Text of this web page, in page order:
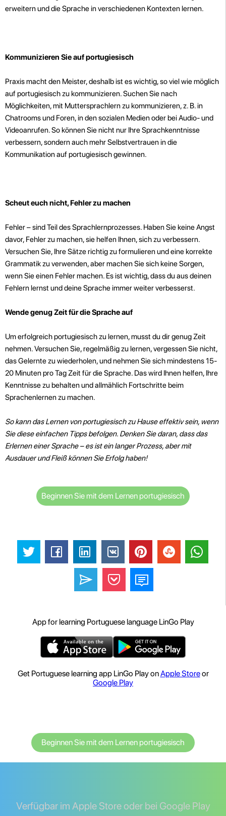
erweitern und die Sprache in verschiedenen Kontexten lernen.
Kommunizieren Sie auf portugiesisch
Praxis macht den Meister, deshalb ist es wichtig, so viel wie möglich
auf portugiesisch zu kommunizieren. Suchen Sie nach
Möglichkeiten, mit Muttersprachlern zu kommunizieren, z. B. in
Chatrooms und Foren, in den sozialen Medien oder bei Audio- und
Videoanrufen. So können Sie nicht nur Ihre Sprachkenntnisse
verbessern, sondern auch mehr Selbstvertrauen in die
Kommunikation auf portugiesisch gewinnen.
Scheut euch nicht, Fehler zu machen
Fehler – sind Teil des Sprachlernprozesses. Haben Sie keine Angst
davor, Fehler zu machen, sie helfen Ihnen, sich zu verbessern.
Versuchen Sie, Ihre Sätze richtig zu formulieren und eine korrekte
Grammatik zu verwenden, aber machen Sie sich keine Sorgen,
wenn Sie einen Fehler machen. Es ist wichtig, dass du aus deinen
Fehlern lernst und deine Sprache immer weiter verbesserst.
Wende genug Zeit für die Sprache auf
Um erfolgreich portugiesisch zu lernen, musst du dir genug Zeit
nehmen. Versuchen Sie, regelmäßig zu lernen, vergessen Sie nicht,
das Gelernte zu wiederholen, und nehmen Sie sich mindestens 15-
20 Minuten pro Tag Zeit für die Sprache. Das wird Ihnen helfen, Ihre
Kenntnisse zu behalten und allmählich Fortschritte beim
Sprachenlernen zu machen.
So kann das Lernen von portugiesisch zu Hause effektiv sein, wenn
Sie diese einfachen Tipps befolgen. Denken Sie daran, dass das
Erlernen einer Sprache – es ist ein langer Prozess, aber mit
Ausdauer und Fleiß können Sie Erfolg haben!
Beginnen Sie mit dem Lernen portugiesisch
App for learning Portuguese language LinGo Play
Get Portuguese learning app LinGo Play onApple Storeor
Google Play
Beginnen Sie mit dem Lernen portugiesisch
Verfügbar im Apple Store oder bei Google Play